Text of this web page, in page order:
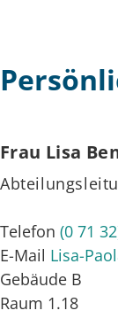
Frau Lisa
Telefon (0 71
E-Mail Lisa-
Gebäude B
Raum 1.18